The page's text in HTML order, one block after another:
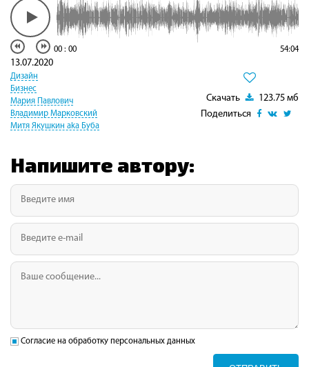
00 : 00 54:04
Скачать
123.75 мб
Поделиться
13.07.2020
Дизайн
Бизнес
Мария Павлович
Владимир Марковский
Митя Якушкин aka Буба
Напишите автору:
Согласие на обработку персональных данных